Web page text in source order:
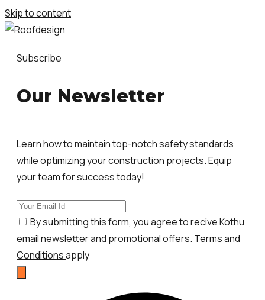
Skip to content
Subscribe
Our Newsletter
Learn how to maintain top-notch safety standards
while optimizing your construction projects. Equip
your team for success today!
By submitting this form, you agree to recive Kothu
email newsletter and promotional offers. Terms and
Conditionsapply